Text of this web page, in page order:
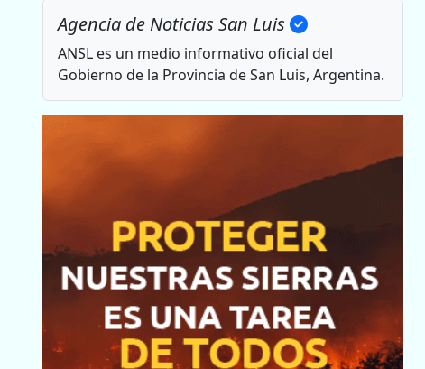
Agencia de Noticias San Luis
ANSL es un medio informativo oficial del
Gobierno de la Provincia de San Luis, Argentina.